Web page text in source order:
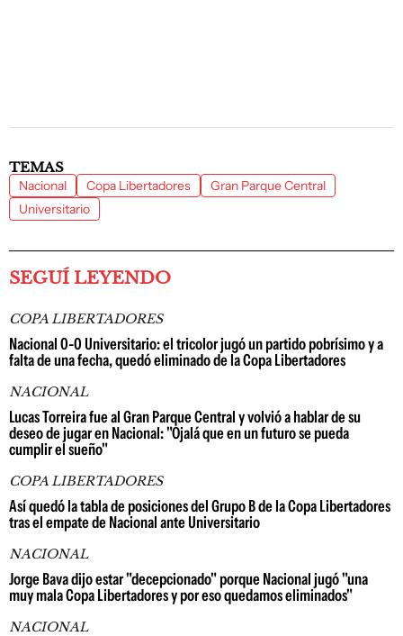
TEMAS
Nacional Copa Libertadores
Gran Parque Central
Universitario
SEGUÍ LEYENDO
COPA LIBERTADORES
Nacional 0-0 Universitario: el tricolor jugó un partido pobrísimo y a
falta de una fecha, quedó eliminado de la Copa Libertadores
NACIONAL
Lucas Torreira fue al Gran Parque Central y volvió a hablar de su
deseo de jugar en Nacional: "Ojalá que en un futuro se pueda
cumplir el sueño"
COPA LIBERTADORES
Así quedó la tabla de posiciones del Grupo B de la Copa Libertadores
tras el empate de Nacional ante Universitario
NACIONAL
Jorge Bava dijo estar "decepcionado" porque Nacional jugó "una
muy mala Copa Libertadores y por eso quedamos eliminados"
NACIONAL